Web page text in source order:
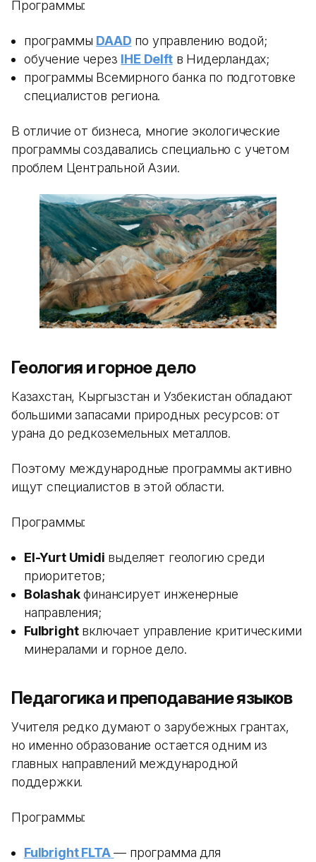
Программы:
программы DAAD по управлению водой;
обучение через IHE Delftв Нидерландах;
программы Всемирного банка по подготовке
специалистов региона.
В отличие от бизнеса, многие экологические
программы создавались специально с учетом
проблем Центральной Азии.
Геология и горное дело
Казахстан, Кыргызстан и Узбекистан обладают
большими запасами природных ресурсов: от
урана до редкоземельных металлов.
Поэтому международные программы активно
ищут специалистов в этой области.
Программы:
El-Yurt Umidi выделяет геологию среди
приоритетов;
Bolashakфинансирует инженерные
направления;
Fulbrightвключает управление критическими
минералами и горное дело.
Педагогика и преподавание языков
Учителя редко думают о зарубежных грантах,
но именно образование остается одним из
главных направлений международной
поддержки.
Программы:
Fulbright FLTA — программа для